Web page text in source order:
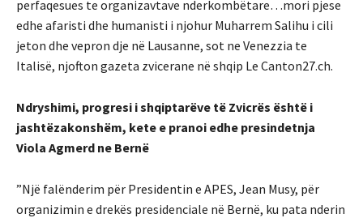
perfaqesues te organizavtave nderkombëtare…mori pjese
edhe afaristi dhe humanisti i njohur Muharrem Salihu i cili
jeton dhe vepron dje në Lausanne, sot ne Venezzia te
Italisë, njofton gazeta zvicerane në shqip Le Canton27.ch.
Ndryshimi, progresi i shqiptarëve të Zvicrës është i
jashtëzakonshëm, kete e pranoi edhe presindetnja
Viola Agmerd ne Bernë
”Një falënderim për Presidentin e APES, Jean Musy, për
organizimin e drekës presidenciale në Bernë, ku pata nderin